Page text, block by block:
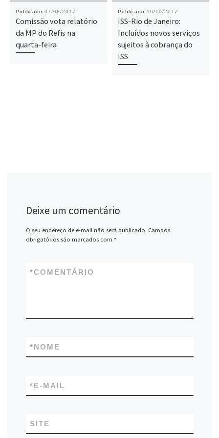
Publicado 07/08/2017
Comissão vota relatório
da MP do Refis na
quarta-feira
Publicado 16/10/2017
ISS-Rio de Janeiro:
Incluídos novos serviços
sujeitos à cobrança do
ISS
Deixe um comentário
O seu endereço de e-mail não será publicado. Campos
obrigatórios são marcados com *
COMENTÁRIO
*
NOME
*
E-MAIL
*
SITE